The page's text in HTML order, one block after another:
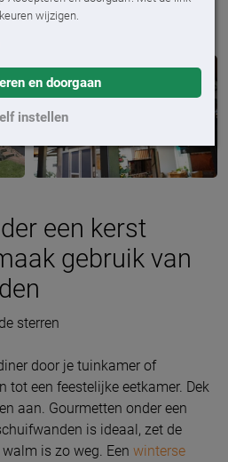
wijzigen.
en doorgaan
instellen
feest!
een kerst
gebruik van
sterren
door je tuinkamer of
tot een feestelijke eetkamer. Dek
aan. Gourmetten onder een
is ideaal, zet de
is zo weg. Een winterse